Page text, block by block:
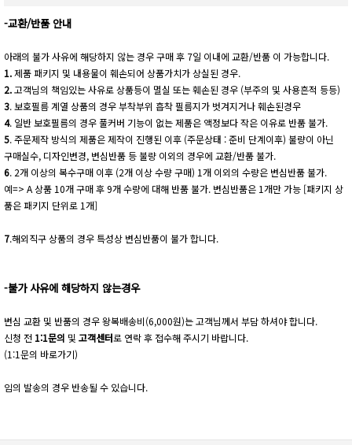
-교환/반품 안내
아래의 불가 사유에 해당하지 않는 경우 구매 후 7일 이내에 교환/반품 이 가능합니다.
1.제품 패키지 및 내용물이 훼손되어 상품가치가 상실된 경우.
2.고객님의 책임있는 사유로 상품등이 멸실 또는 훼손된 경우 (부주의 및 사용흔적 등등)
3. 보호필름 계열 상품의 경우 부착부위 흡착 필름지가 벗겨지거나 훼손된경우
4. 일반 보호필름의 경우 풀커버 기능이 없는 제품은 액정보다 작은 이유로 반품 불가.
5. 주문제작 방식의 제품은 제작이 진행된 이후 (주문상태 : 준비 단계이후) 불량이 아닌
구매실수, 디자인변경, 변심반품 등 불량 이외의 경우에 교환/반품 불가.
6. 2개 이상의 복수구매 이후 (2개 이상 수량 구매) 1개 이외의 수량은 변심반품 불가.
예=> A 상품 10개 구매 후 9개 수량에 대해 반품 불가. 변심반품은 1개만 가능 [패키지 상
품은 패키지 단위로 1개]
7.해외직구 상품의 경우 특성상 변심반품이 불가 합니다.
-불가 사유에 해당하지 않는경우
변심 교환 및 반품의 경우 왕복배송비(6,000원)는 고객님께서 부담 하셔야 합니다.
신청 전 1:1문의 및 고객센터로 연락 후 접수해 주시기 바랍니다.
(1:1문의 바로가기)
임의 발송의 경우 반송될 수 있습니다.